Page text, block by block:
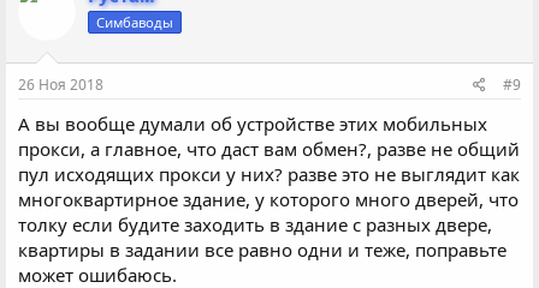
Симбаводы
26 Ноя 2018 #9
А вы вообще думали об устройстве этих мобильных
прокси, а главное, что даст вам обмен?, разве не общий
пул исходящих прокси у них? разве это не выглядит как
многоквартирное здание, у которого много дверей, что
толку если будите заходить в здание с разных двере,
квартиры в задании все равно одни и теже, поправьте
может ошибаюсь.